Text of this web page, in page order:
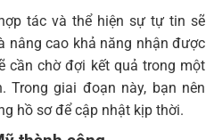
tác và thể hiện sự tự tin sẽ
nâng cao khả năng nhận được
cần chờ đợi kết quả trong một
Trong giai đoạn này, bạn nên
hồ sơ để cập nhật kịp thời.